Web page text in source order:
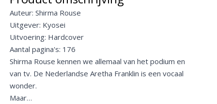
Auteur: Shirma Rouse
Uitgever: Kyosei
Uitvoering: Hardcover
Aantal pagina's: 176
Shirma Rouse kennen we allemaal van het podium en
van tv. De Nederlandse Aretha Franklin is een vocaal
wonder.
Maar…